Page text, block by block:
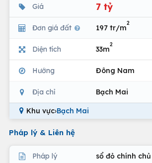
Giá 7 tỷ
Đơn giá đất 197 tr/m
2
Diện tích 33m
2
Hướng Đông Nam
Địa chỉ Bạch Mai
Khu vực›Bạch Mai
Pháp lý & Liên hệ
Pháp lý sổ đỏ chính chủ